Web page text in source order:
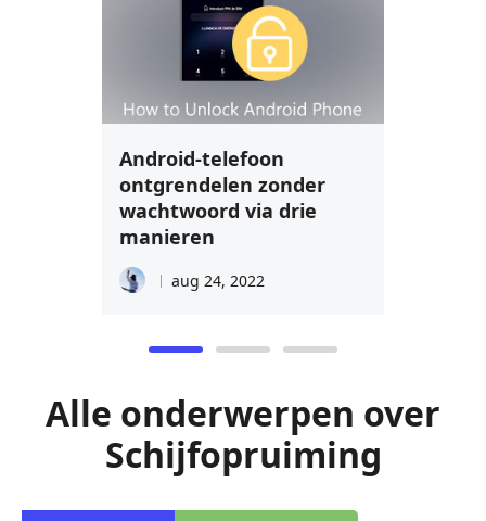
Android-telefoon
ontgrendelen zonder
wachtwoord via drie
manieren
aug 24, 2022
Alle onderwerpen over
Schijfopruiming